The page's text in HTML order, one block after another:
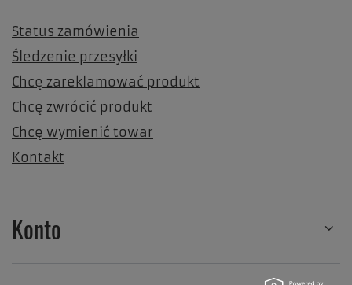
Status zamówienia
Śledzenie przesyłki
Chcę zareklamować produkt
Chcę zwrócić produkt
Chcę wymienić towar
Kontakt
Konto